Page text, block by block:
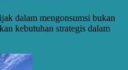
dalam mengonsumsi bukan
kebutuhan strategis dalam